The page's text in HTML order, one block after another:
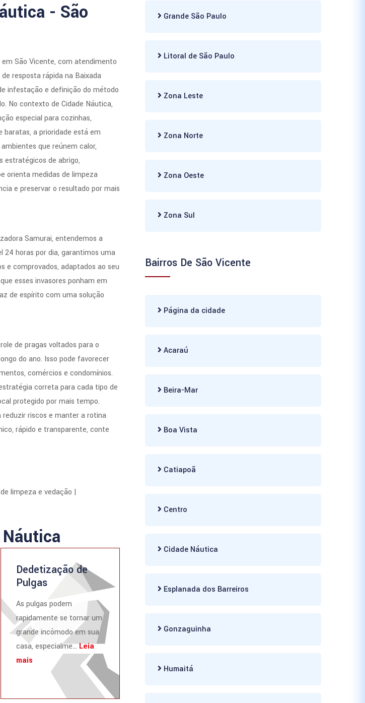
- São
São Vicente, com atendimento
resposta rápida na Baixada
infestação e definição do método
No contexto de Cidade Náutica,
especial para cozinhas,
baratas, a prioridade está em
que reúnem calor,
estratégicos de abrigo,
orienta medidas de limpeza
e preservar o resultado por mais
Samurai, entendemos a
24 horas por dia, garantimos uma
e comprovados, adaptados ao seu
esses invasores ponham em
de espírito com uma solução
de pragas voltados para o
do ano. Isso pode favorecer
comércios e condomínios.
correta para cada tipo de
protegido por mais tempo.
reduzir riscos e manter a rotina
rápido e transparente, conte
limpeza e vedação |
Dedetização de
Pulgas
As pulgas podem
rapidamente se tornar um
grande incômodo em sua
casa, especialme...Leia
mais
Grande São Paulo
Litoral de São Paulo
Zona Leste
Zona Norte
Zona Oeste
Zona Sul
Bairros De São Vicente
Página da cidade
Acaraú
Beira-Mar
Boa Vista
Catiapoã
Centro
Cidade Náutica
Esplanada dos Barreiros
Gonzaguinha
Humaitá